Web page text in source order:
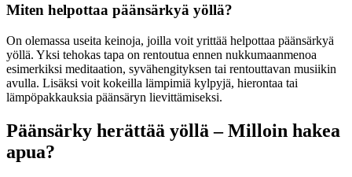
Miten helpottaa päänsärkyä yöllä?
On olemassa useita keinoja, joilla voit yrittää helpottaa päänsärkyä
yöllä. Yksi tehokas tapa on rentoutua ennen nukkumaanmenoa
esimerkiksi meditaation, syvähengityksen tai rentouttavan musiikin
avulla. Lisäksi voit kokeilla lämpimiä kylpyjä, hierontaa tai
lämpöpakkauksia päänsäryn lievittämiseksi.
Päänsärky herättää yöllä – Milloin hakea
apua?